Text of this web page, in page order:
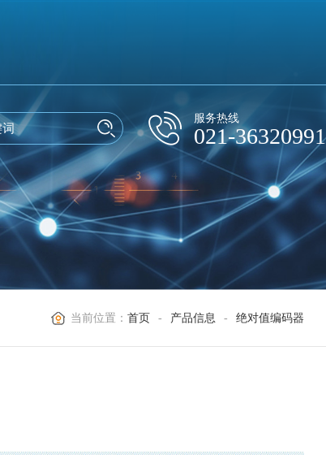
服务热线
021-36320991
当前位置：首页 - 产品信息 - 绝对值编码器